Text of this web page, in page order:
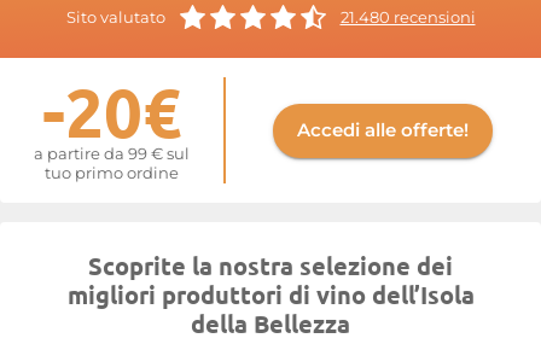
tipologie. I vini monovitigno sono vini locali venduti con il
nome di un marchio o di una tenuta. I «Vins de Pays Primeurs»,
commercializzati a partire dal terzo giovedì di ottobre,
esprimono al meglio le loro qualità gustative e sono destinati al
consumo immediato.
Maggiori informazioni sul sito diIGP Ile de Beauté
Sito valutato 21.480 recensioni
-20€
a partire da 99 € sul
tuo primo ordine
Accedi alle offerte!
Scoprite la nostra selezione dei
migliori produttori di vino dell’Isola
della Bellezza